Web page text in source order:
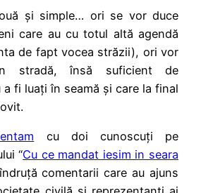
și simple… ori se vor duce
care au cu totul altă agendă
de fapt vocea străzii), ori vor
stradă, însă suficient de
fi luați în seamă și care la final
cu doi cunoscuți pe
“Cu ce mandat iesim in seara
comentarii care au ajuns